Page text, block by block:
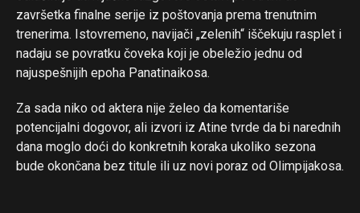
završetka finalne serije iz poštovanja prema trenutnim
trenerima. Istovremeno, navijači „zelenih“ iščekuju rasplet i
nadaju se povratku čoveka koji je obeležio jednu od
najuspešnijih epoha Panatinaikosa.
Za sada niko od aktera nije želeo da komentariše
potencijalni dogovor, ali izvori iz Atine tvrde da bi narednih
dana moglo doći do konkretnih koraka ukoliko sezona
bude okončana bez titule ili uz novi poraz od Olimpijakosa.